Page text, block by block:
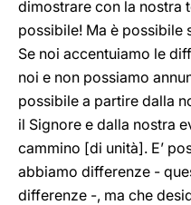
dimostrare con la nostra
possibile! Ma è possibile
Se noi accentuiamo le
noi e non possiamo
possibile a partire dalla
il Signore e dalla nostra
cammino [di unità]. E’
abbiamo differenze -
differenze -, ma che